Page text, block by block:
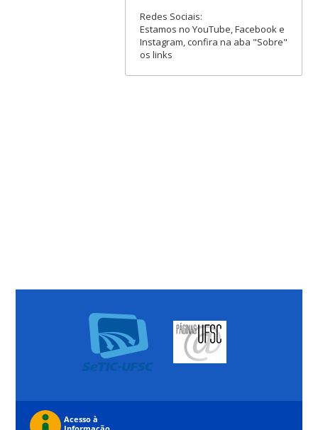
Redes Sociais:
Estamos no YouTube, Facebook e
Instagram, confira na aba "Sobre"
os links